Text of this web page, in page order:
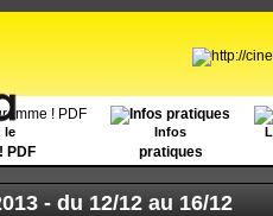
le
PDF
Infos
pratiques
- du 12/12 au 16/12